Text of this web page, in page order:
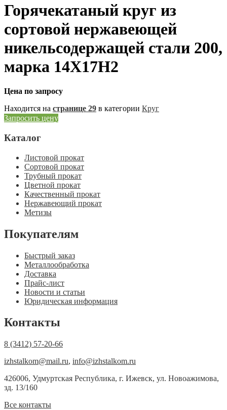
Горячекатаный круг из
сортовой нержавеющей
никельсодержащей стали 200,
марка 14Х17Н2
Цена по запросу
Находится на странице 29 в категории Круг
Запросить цену
Каталог
Листовой прокат
Сортовой прокат
Трубный прокат
Цветной прокат
Качественный прокат
Нержавеющий прокат
Метизы
Покупателям
Быстрый заказ
Металлообработка
Доставка
Прайс-лист
Новости и статьи
Юридическая информация
Контакты
8 (3412) 57-20-66
izhstalkom@mail.ru, info@izhstalkom.ru
426006, Удмуртская Республика, г. Ижевск, ул. Новоажимова,
зд. 13/160
Все контакты